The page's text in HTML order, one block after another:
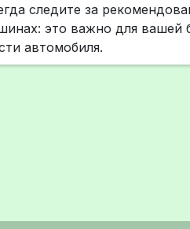
следите за
это важно для вашей
автомобиля.